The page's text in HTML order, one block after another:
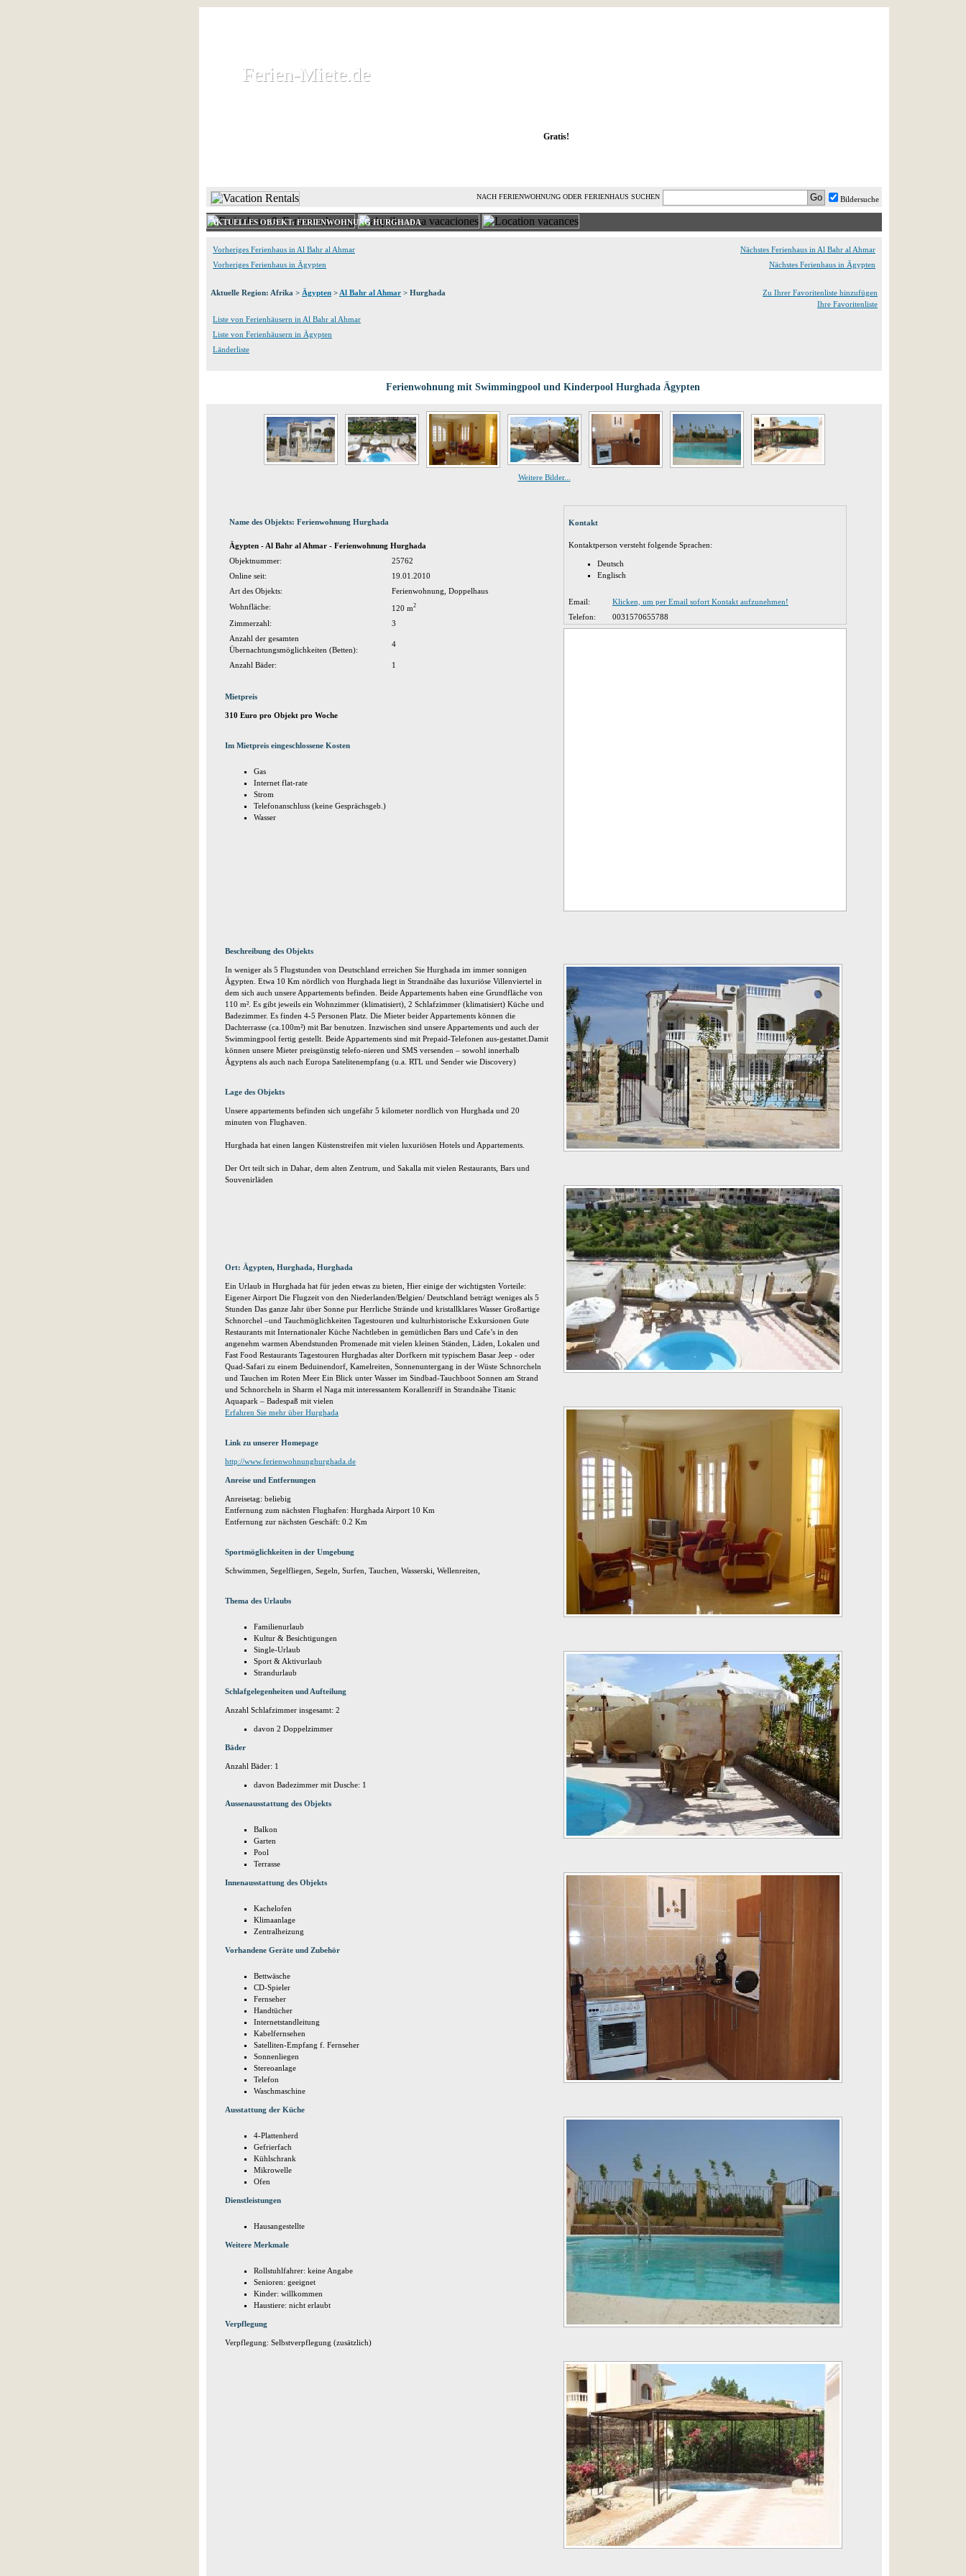
Ferien-Miete.de
Ferien-Miete.de
Gratis!
Bildersuche
NACH FERIENWOHNUNG ODER FERIENHAUS SUCHEN
AKTUELLES OBJEKT: FERIENWOHNUNG HURGHADA
Vorheriges Ferienhaus in Al Bahr al Ahmar
Nächstes Ferienhaus in Al Bahr al Ahmar
Vorheriges Ferienhaus in Ägypten
Nächstes Ferienhaus in Ägypten
Aktuelle Region: Afrika > Ägypten > Al Bahr al Ahmar > Hurghada
Zu Ihrer Favoritenliste hinzufügen
Ihre Favoritenliste
Liste von Ferienhäusern in Al Bahr al Ahmar
Liste von Ferienhäusern in Ägypten
Länderliste
Ferienwohnung mit Swimmingpool und Kinderpool Hurghada Ägypten
Weitere Bilder...
Name des Objekts: Ferienwohnung Hurghada
Ägypten - Al Bahr al Ahmar - Ferienwohnung Hurghada
Objektnummer:
25762
Online seit:
19.01.2010
Art des Objekts:
Ferienwohnung, Doppelhaus
Wohnfläche:
120 m2
Zimmerzahl:
3
Anzahl der gesamten
Übernachtungsmöglichkeiten (Betten):
4
Anzahl Bäder: 1
Mietpreis
310 Euro pro Objekt pro Woche
Im Mietpreis eingeschlossene Kosten
Gas
Internet flat-rate
Strom
Telefonanschluss (keine Gesprächsgeb.)
Wasser
Beschreibung des Objekts
In weniger als 5 Flugstunden von Deutschland erreichen Sie Hurghada im immer sonnigen
Ägypten. Etwa 10 Km nördlich von Hurghada liegt in Strandnähe das luxuriöse Villenviertel in
dem sich auch unsere Appartements befinden. Beide Appartements haben eine Grundfläche von
110 m². Es gibt jeweils ein Wohnzimmer (klimatisiert), 2 Schlafzimmer (klimatisiert) Küche und
Badezimmer. Es finden 4-5 Personen Platz. Die Mieter beider Appartements können die
Dachterrasse (ca.100m²) mit Bar benutzen. Inzwischen sind unsere Appartements und auch der
Swimmingpool fertig gestellt. Beide Appartements sind mit Prepaid-Telefonen aus-gestattet.Damit
können unsere Mieter preisgünstig telefo-nieren und SMS versenden – sowohl innerhalb
Ägyptens als auch nach Europa Satelitenempfang (u.a. RTL und Sender wie Discovery)
Lage des Objekts
Unsere appartements befinden sich ungefähr 5 kilometer nordlich von Hurghada und 20
minuten von Flughaven.
Hurghada hat einen langen Küstenstreifen mit vielen luxuriösen Hotels und Appartements.
Der Ort teilt sich in Dahar, dem alten Zentrum, und Sakalla mit vielen Restaurants, Bars und
Souvenirläden
Ort: Ägypten, Hurghada, Hurghada
Ein Urlaub in Hurghada hat für jeden etwas zu bieten, Hier einige der wichtigsten Vorteile:
Eigener Airport Die Flugzeit von den Niederlanden/Belgien/ Deutschland beträgt weniges als 5
Stunden Das ganze Jahr über Sonne pur Herrliche Strände und kristallklares Wasser Großartige
Schnorchel –und Tauchmöglichkeiten Tagestouren und kulturhistorische Exkursionen Gute
Restaurants mit Internationaler Küche Nachtleben in gemütlichen Bars und Cafe’s in den
angenehm warmen Abendstunden Promenade mit vielen kleinen Ständen, Läden, Lokalen und
Fast Food Restaurants Tagestouren Hurghadas alter Dorfkern mit typischem Basar Jeep - oder
Quad-Safari zu einem Beduinendorf, Kamelreiten, Sonnenuntergang in der Wüste Schnorcheln
und Tauchen im Roten Meer Ein Blick unter Wasser im Sindbad-Tauchboot Sonnen am Strand
und Schnorcheln in Sharm el Naga mit interessantem Korallenriff in Strandnähe Titanic
Aquapark – Badespaß mit vielen
Erfahren Sie mehr über Hurghada
Link zu unserer Homepage
http://www.ferienwohnunghurghada.de
Anreise und Entfernungen
Anreisetag: beliebig
Entfernung zum nächsten Flughafen: Hurghada Airport 10 Km
Entfernung zur nächsten Geschäft: 0.2 Km
Sportmöglichkeiten in der Umgebung
Schwimmen, Segelfliegen, Segeln, Surfen, Tauchen, Wasserski, Wellenreiten,
Thema des Urlaubs
Familienurlaub
Kultur & Besichtigungen
Single-Urlaub
Sport & Aktivurlaub
Strandurlaub
Schlafgelegenheiten und Aufteilung
Anzahl Schlafzimmer insgesamt: 2
davon 2 Doppelzimmer
Bäder
Anzahl Bäder: 1
davon Badezimmer mit Dusche: 1
Aussenausstattung des Objekts
Balkon
Garten
Pool
Terrasse
Innenausstattung des Objekts
Kachelofen
Klimaanlage
Zentralheizung
Vorhandene Geräte und Zubehör
Bettwäsche
CD-Spieler
Fernseher
Handtücher
Internetstandleitung
Kabelfernsehen
Satelliten-Empfang f. Fernseher
Sonnenliegen
Stereoanlage
Telefon
Waschmaschine
Ausstattung der Küche
4-Plattenherd
Gefrierfach
Kühlschrank
Mikrowelle
Ofen
Dienstleistungen
Hausangestellte
Weitere Merkmale
Rollstuhlfahrer: keine Angabe
Senioren: geeignet
Kinder: willkommen
Haustiere: nicht erlaubt
Verpflegung
Verpflegung: Selbstverpflegung (zusätzlich)
Kontakt
Kontaktperson versteht folgende Sprachen:
Deutsch
Englisch
Email:
Klicken, um per Email sofort Kontakt aufzunehmen!
Telefon:
0031570655788